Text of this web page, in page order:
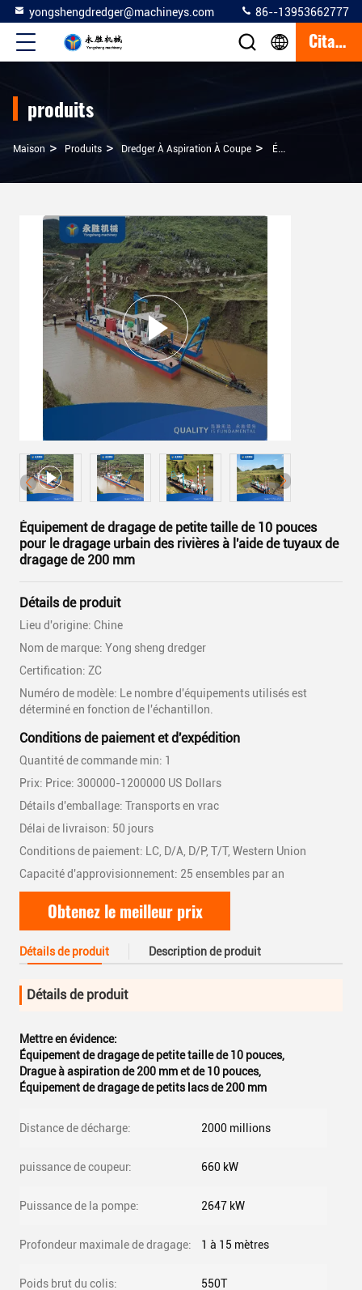
yongshengdredger@machineys.com 86--13953662777
Citation
produits
Maison > Produits > Dredger À Aspiration À Coupe > Équipement De Dragage De Petite Taille De 10 Pouces Pour Le Dragage Urbain Des Rivières À L'aide De Tuyaux De Dragage De 200 Mm
Équipement de dragage de petite taille de 10 pouces
pour le dragage urbain des rivières à l'aide de tuyaux de
dragage de 200 mm
Détails de produit
Lieu d'origine: Chine
Nom de marque: Yong sheng dredger
Certification: ZC
Numéro de modèle: Le nombre d'équipements utilisés est
déterminé en fonction de l'échantillon.
Conditions de paiement et d'expédition
Quantité de commande min: 1
Prix: Price: 300000-1200000 US Dollars
Détails d'emballage: Transports en vrac
Délai de livraison: 50 jours
Conditions de paiement: LC, D/A, D/P, T/T, Western Union
Capacité d'approvisionnement: 25 ensembles par an
Obtenez le meilleur prix
Détails de produit Description de produit
Détails de produit
Mettre en évidence:
Équipement de dragage de petite taille de 10 pouces,
Drague à aspiration de 200 mm et de 10 pouces,
Équipement de dragage de petits lacs de 200 mm
Distance de décharge: 2000 millions
puissance de coupeur: 660 kW
Puissance de la pompe: 2647 kW
Profondeur maximale de dragage: 1 à 15 mètres
Poids brut du colis: 550T